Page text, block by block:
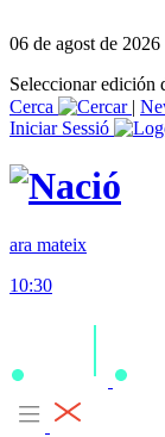
06 de agost de 2026
Seleccionar edición
Cerca
|
Iniciar Sessió
ara mateix
10:30